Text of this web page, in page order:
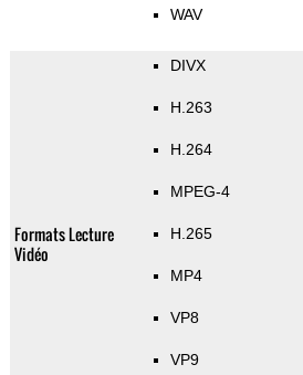
WAV
Formats Lecture
Vidéo
DIVX
H.263
H.264
MPEG-4
H.265
MP4
VP8
VP9